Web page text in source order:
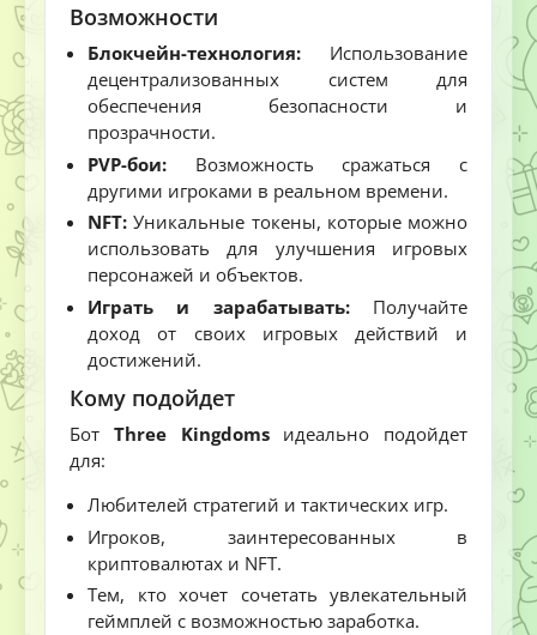
Возможности
Блокчейн-технология: Использование
децентрализованных систем для
обеспечения безопасности и
прозрачности.
PVP-бои: Возможность сражаться с
другими игроками в реальном времени.
NFT: Уникальные токены, которые можно
использовать для улучшения игровых
персонажей и объектов.
Играть и зарабатывать:Получайте
доход от своих игровых действий и
достижений.
Кому подойдет
Бот Three Kingdomsидеально подойдет
для:
Любителей стратегий и тактических игр.
Игроков, заинтересованных в
криптовалютах и NFT.
Тем, кто хочет сочетать увлекательный
геймплей с возможностью заработка.